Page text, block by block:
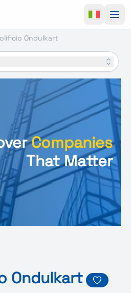
Ondulkart
Companies
That Matter
Ondulkart